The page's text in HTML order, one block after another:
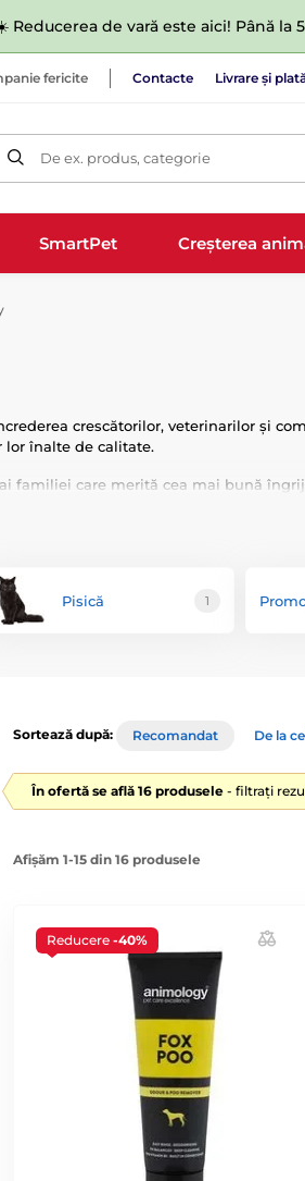
Reducerea de vară este aici! Până
fericite Contacte Livrare și
De ex. produs, categorie
SmartPet Creșterea
crescătorilor, veterinarilor și
înalte de calitate.
familiei care merită cea mai bună
Pisică 1
Sortează după: Recomandat De la
În ofertă se află 16 produsele - filtrați
Afișăm 1-15 din 16 produsele
Reducere -40%